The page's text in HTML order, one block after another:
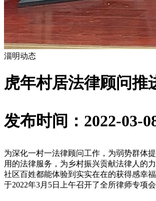
淄明动态
虎年村居法律顾问推
发布时间：2022-03-
为深化一村一法律顾问工作，为弱势群体
用的法律服务，为乡村振兴贡献法律人的
社区百姓都能体验到实实在在的获得感幸
于2022年3月5日上午召开了全所律师专项会